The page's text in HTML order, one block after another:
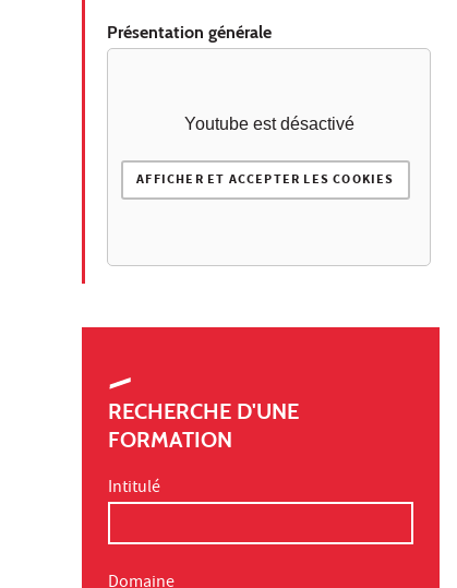
Présentation générale
Youtube est désactivé
AFFICHER ET ACCEPTER LES COOKIES
RECHERCHE D'UNE
FORMATION
Intitulé